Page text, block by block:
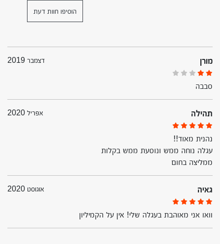
הוסיפו חוות דעת
מורן דצמבר 2019
סבבה
תהילה אפריל 2020
נהנית מאוד!!
עגלה נוחה ממש ונוסעת ממש בקלות
ממליצה בחום
גאיה אוגוסט 2020
וואו אני מאוהבת בעגלה שלי! אין על הקמיליון